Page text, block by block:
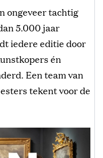
ongeveer tachtig
5.000 jaar
iedere editie door
én
Een team van
tekent voor de